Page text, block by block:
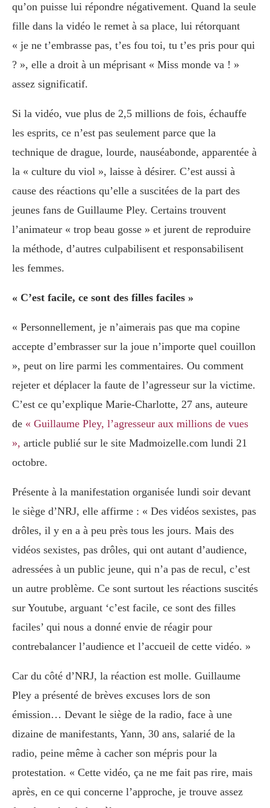
qu’on puisse lui répondre négativement. Quand la seule
fille dans la vidéo le remet à sa place, lui rétorquant
« je ne t’embrasse pas, t’es fou toi, tu t’es pris pour qui
? », elle a droit à un méprisant « Miss monde va ! »
assez significatif.
Si la vidéo, vue plus de 2,5 millions de fois, échauffe
les esprits, ce n’est pas seulement parce que la
technique de drague, lourde, nauséabonde, apparentée à
la « culture du viol », laisse à désirer. C’est aussi à
cause des réactions qu’elle a suscitées de la part des
jeunes fans de Guillaume Pley. Certains trouvent
l’animateur « trop beau gosse » et jurent de reproduire
la méthode, d’autres culpabilisent et responsabilisent
les femmes.
« C’est facile, ce sont des filles faciles »
« Personnellement, je n’aimerais pas que ma copine
accepte d’embrasser sur la joue n’importe quel couillon
», peut on lire parmi les commentaires. Ou comment
rejeter et déplacer la faute de l’agresseur sur la victime.
C’est ce qu’explique Marie-Charlotte, 27 ans, auteure
de « Guillaume Pley, l’agresseur aux millions de vues
», article publié sur le site Madmoizelle.com lundi 21
octobre.
Présente à la manifestation organisée lundi soir devant
le siège d’NRJ, elle affirme : « Des vidéos sexistes, pas
drôles, il y en a à peu près tous les jours. Mais des
vidéos sexistes, pas drôles, qui ont autant d’audience,
adressées à un public jeune, qui n’a pas de recul, c’est
un autre problème. Ce sont surtout les réactions suscités
sur Youtube, arguant ‘c’est facile, ce sont des filles
faciles’ qui nous a donné envie de réagir pour
contrebalancer l’audience et l’accueil de cette vidéo. »
Car du côté d’NRJ, la réaction est molle. Guillaume
Pley a présenté de brèves excuses lors de son
émission… Devant le siège de la radio, face à une
dizaine de manifestants, Yann, 30 ans, salarié de la
radio, peine même à cacher son mépris pour la
protestation. « Cette vidéo, ça ne me fait pas rire, mais
après, en ce qui concerne l’approche, je trouve assez